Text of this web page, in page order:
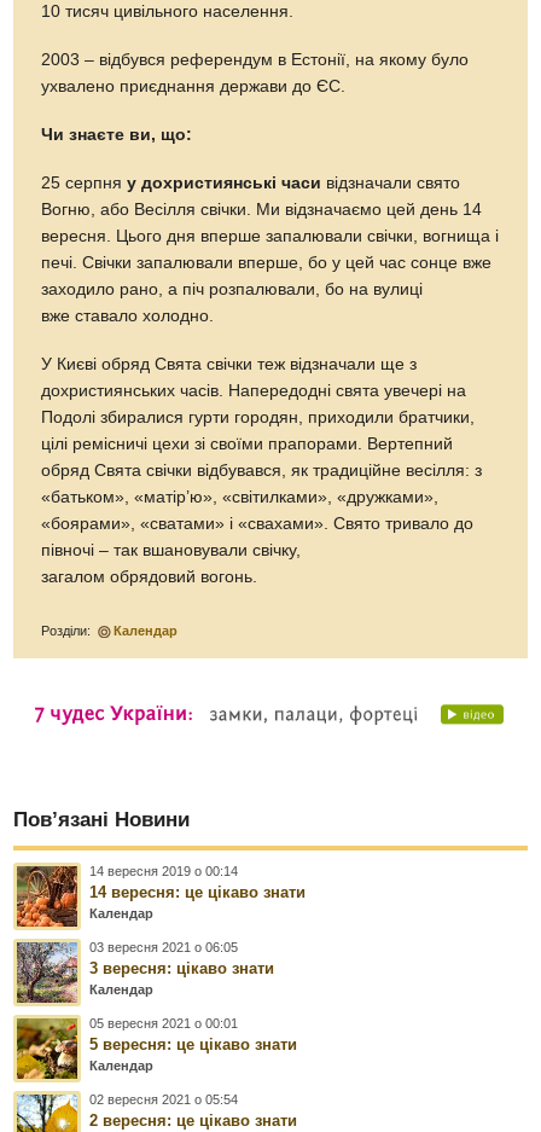
10 тисяч цивільного населення.
2003 – відбувся референдум в Естонії, на якому було
ухвалено приєднання держави до ЄС.
Чи знаєте ви, що:
25 серпняу дохристиянські часи відзначали свято
Вогню, або Весілля свічки. Ми відзначаємо цей день 14
вересня. Цього дня вперше запалювали свічки, вогнища і
печі. Свічки запалювали вперше, бо у цей час сонце вже
заходило рано, а піч розпалювали, бо на вулиці
вже ставало холодно.
У Києві обряд Свята свічки теж відзначали ще з
дохристиянських часів. Напередодні свята увечері на
Подолі збиралися гурти городян, приходили братчики,
цілі ремісничі цехи зі своїми прапорами. Вертепний
обряд Свята свічки відбувався, як традиційне весілля: з
«батьком», «матір’ю», «світилками», «дружками»,
«боярами», «сватами» і «свахами». Свято тривало до
півночі – так вшановували свічку,
загалом обрядовий вогонь.
Розділи: Календар
Пов’язані Новини
14 вересня 2019 о 00:14
14 вересня: це цікаво знати
Календар
03 вересня 2021 о 06:05
3 вересня: цікаво знати
Календар
05 вересня 2021 о 00:01
5 вересня: це цікаво знати
Календар
02 вересня 2021 о 05:54
2 вересня: це цікаво знати